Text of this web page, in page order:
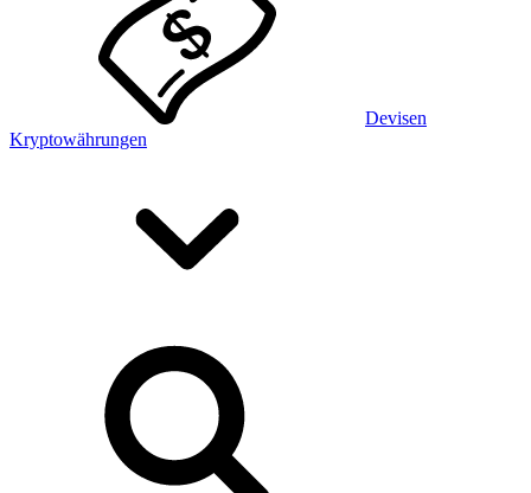
Devisen
Kryptowährungen